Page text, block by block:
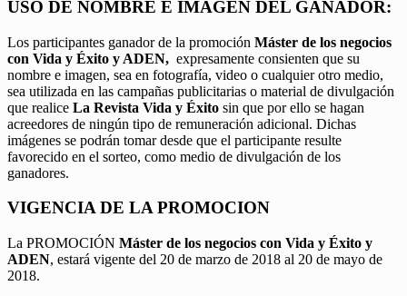
USO DE NOMBRE E IMAGEN DEL GANADOR:
Los participantes ganador de la promoción Máster de los negocios
con Vida y Éxito y ADEN, expresamente consienten que su
nombre e imagen, sea en fotografía, video o cualquier otro medio,
sea utilizada en las campañas publicitarias o material de divulgación
que realice La Revista Vida y Éxito sin que por ello se hagan
acreedores de ningún tipo de remuneración adicional. Dichas
imágenes se podrán tomar desde que el participante resulte
favorecido en el sorteo, como medio de divulgación de los
ganadores.
VIGENCIA DE LA PROMOCION
La PROMOCIÓN Máster de los negocios con Vida y Éxito y
ADEN, estará vigente del 20 de marzo de 2018 al 20 de mayo de
2018.